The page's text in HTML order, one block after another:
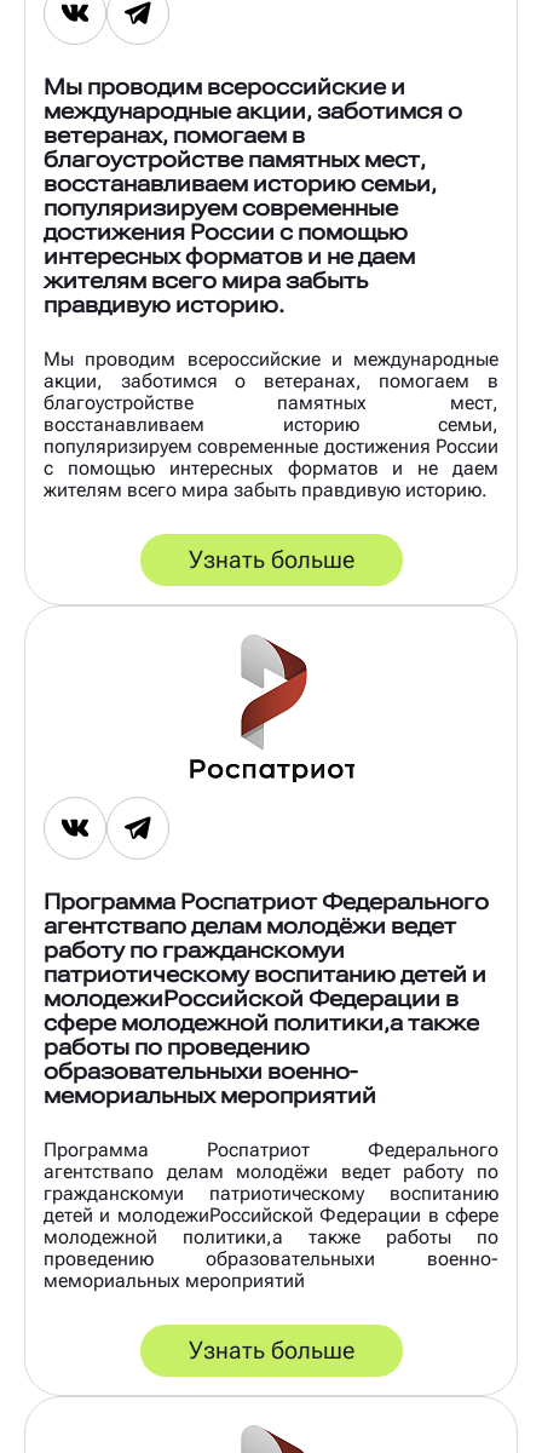
Мы проводим всероссийские и
международные акции, заботимся о
ветеранах, помогаем в
благоустройстве памятных мест,
восстанавливаем историю семьи,
популяризируем современные
достижения России с помощью
интересных форматов и не даем
жителям всего мира забыть
правдивую историю.
Мы проводим всероссийские и международные
акции, заботимся о ветеранах, помогаем в
благоустройстве памятных мест,
восстанавливаем историю семьи,
популяризируем современные достижения России
с помощью интересных форматов и не даем
жителям всего мира забыть правдивую историю.
Узнать больше
Программа Роспатриот Федерального
агентствапо делам молодёжи ведет
работу по гражданскомуи
патриотическому воспитанию детей и
молодежиРоссийской Федерации в
сфере молодежной политики,а также
работы по проведению
образовательныхи военно-
мемориальных мероприятий
Программа Роспатриот Федерального
агентствапо делам молодёжи ведет работу по
гражданскомуи патриотическому воспитанию
детей и молодежиРоссийской Федерации в сфере
молодежной политики,а также работы по
проведению образовательныхи военно-
мемориальных мероприятий
Узнать больше